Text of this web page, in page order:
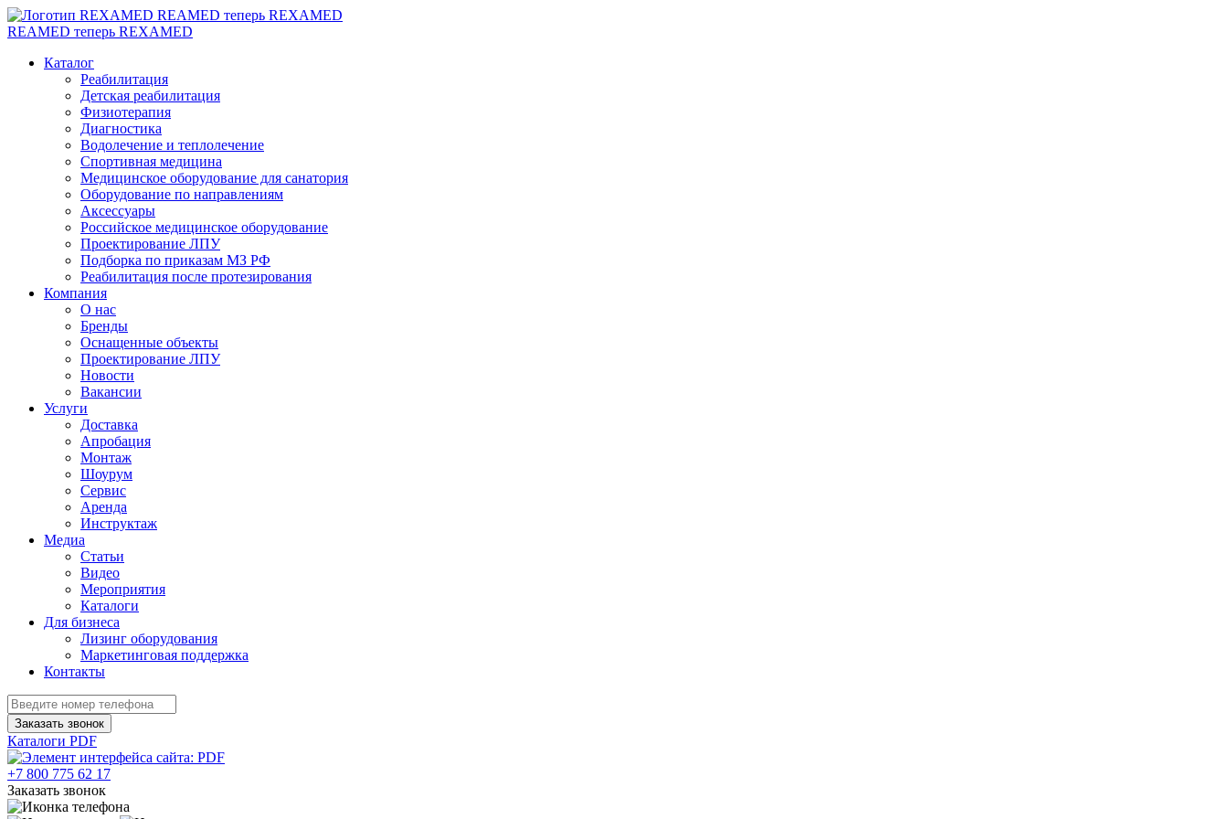
REAMED теперь REXAMED
REAMED теперь REXAMED
Каталог
Реабилитация
Детская реабилитация
Физиотерапия
Диагностика
Водолечение и теплолечение
Спортивная медицина
Медицинское оборудование для санатория
Оборудование по направлениям
Аксессуары
Российское медицинское оборудование
Проектирование ЛПУ
Подборка по приказам МЗ РФ
Реабилитация после протезирования
Компания
О нас
Бренды
Оснащенные объекты
Проектирование ЛПУ
Новости
Вакансии
Услуги
Доставка
Апробация
Монтаж
Шоурум
Сервис
Аренда
Инструктаж
Медиа
Статьи
Видео
Мероприятия
Каталоги
Для бизнеса
Лизинг оборудования
Маркетинговая поддержка
Контакты
Заказать звонок
Каталоги PDF
+7 800 775 62 17
Заказать звонок